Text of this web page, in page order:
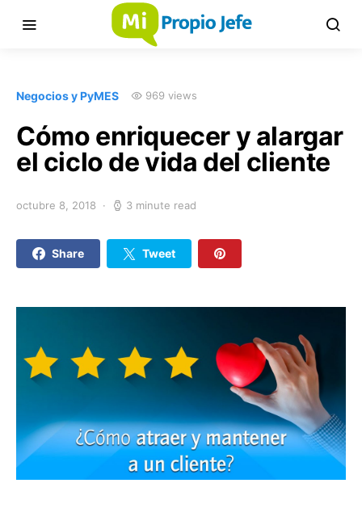
Negocios y PyMES 969 views
Cómo enriquecer y alargar
el ciclo de vida del cliente
octubre 8, 2018 3 minute read
Share Tweet